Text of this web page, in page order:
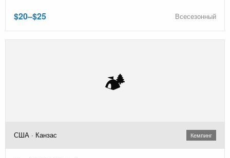
$20–$25 Всесезонный
🏕️
США · Канзас Кемпинг